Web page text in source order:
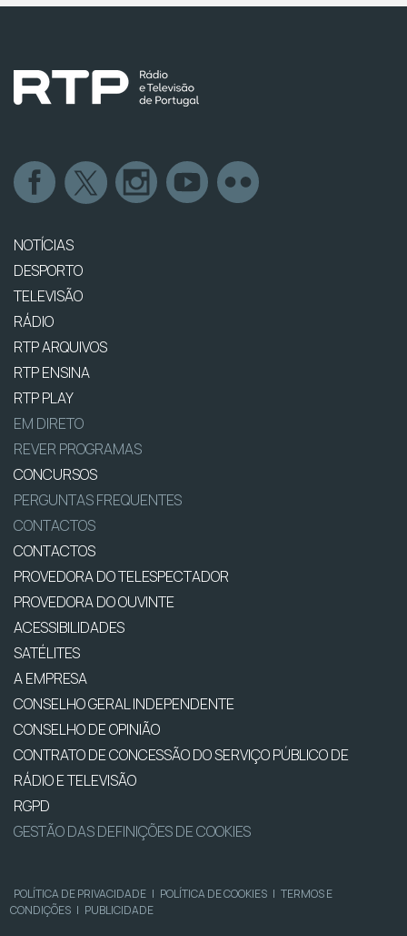
NOTÍCIAS
DESPORTO
TELEVISÃO
RÁDIO
RTP ARQUIVOS
RTP ENSINA
RTP PLAY
EM DIRETO
REVER PROGRAMAS
CONCURSOS
PERGUNTAS FREQUENTES
CONTACTOS
CONTACTOS
PROVEDORA DO TELESPECTADOR
PROVEDORA DO OUVINTE
ACESSIBILIDADES
SATÉLITES
A EMPRESA
CONSELHO GERAL INDEPENDENTE
CONSELHO DE OPINIÃO
CONTRATO DE CONCESSÃO DO SERVIÇO PÚBLICO DE
RÁDIO E TELEVISÃO
RGPD
GESTÃO DAS DEFINIÇÕES DE COOKIES
POLÍTICA DE PRIVACIDADE | POLÍTICA DE COOKIES | TERMOS E
CONDIÇÕES | PUBLICIDADE